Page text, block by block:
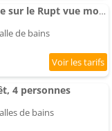
Chalet chaleureux a Basse sur le Rupt vue montagne
de bains
4 personnes
de bains